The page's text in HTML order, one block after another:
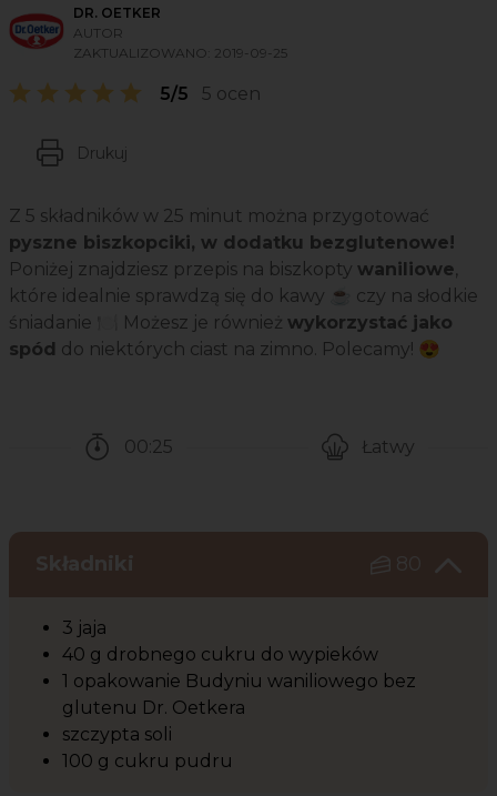
DR. OETKER
AUTOR
ZAKTUALIZOWANO: 2019-09-25
5/5 5 ocen
Drukuj
Z 5 składników w 25 minut można przygotować
pyszne biszkopciki, w dodatku bezglutenowe!
Poniżej znajdziesz przepis na biszkopty waniliowe,
które idealnie sprawdzą się do kawy ☕ czy na słodkie
śniadanie 🍽️ Możesz je również wykorzystać jako
spód do niektórych ciast na zimno. Polecamy! 😍
00:25
Łatwy
Składniki 80
3 jaja
40 g drobnego cukru do wypieków
1 opakowanie Budyniu waniliowego bez
glutenu Dr. Oetkera
szczypta soli
100 g cukru pudru